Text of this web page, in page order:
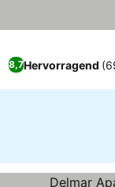
8,7Hervorragend